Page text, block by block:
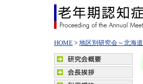
HOME > 地区別研究会～北海道